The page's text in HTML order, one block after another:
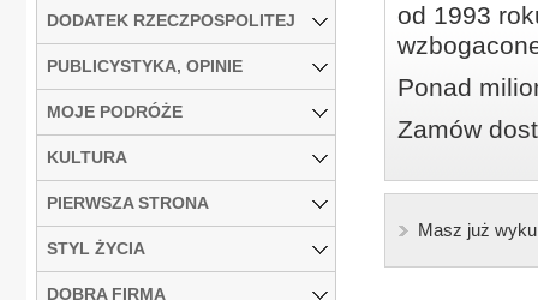
od 1993
Ponad
Zamów
Masz już
DODATEK RZECZPOSPOLITEJ
PUBLICYSTYKA, OPINIE
MOJE PODRÓŻE
KULTURA
PIERWSZA STRONA
STYL ŻYCIA
DOBRA FIRMA